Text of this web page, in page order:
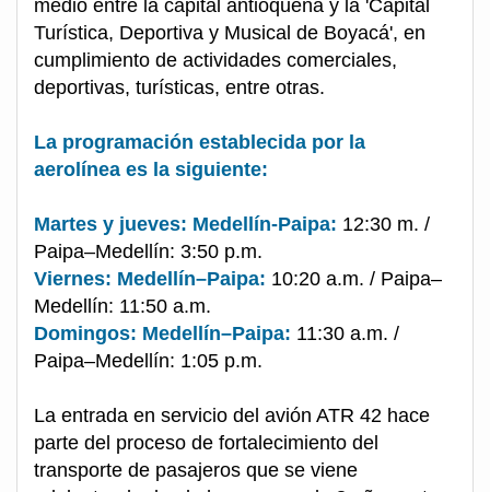
medio entre la capital antioqueña y la 'Capital
Turística, Deportiva y Musical de Boyacá', en
cumplimiento de actividades comerciales,
deportivas, turísticas, entre otras.
La programación establecida por la
aerolínea es la siguiente:
Martes y jueves: Medellín-Paipa: 12:30 m. /
Paipa–Medellín: 3:50 p.m.
Viernes: Medellín–Paipa: 10:20 a.m. / Paipa–
Medellín: 11:50 a.m.
Domingos: Medellín–Paipa: 11:30 a.m. /
Paipa–Medellín: 1:05 p.m.
La entrada en servicio del avión ATR 42 hace
parte del proceso de fortalecimiento del
transporte de pasajeros que se viene